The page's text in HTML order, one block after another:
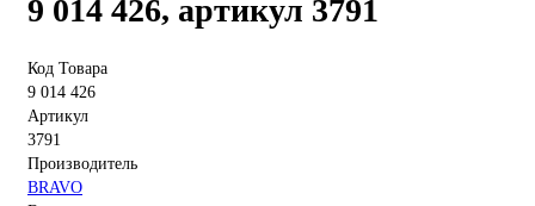
9 014 426, артикул 3791
Код Товара
9 014 426
Артикул
3791
Производитель
BRAVO